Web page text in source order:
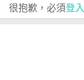
很抱歉，必須登入